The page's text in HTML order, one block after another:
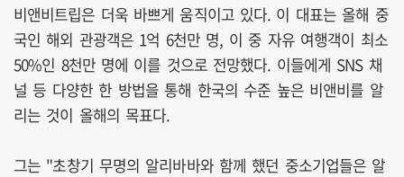
비앤비트립은 더욱 바쁘게 움직이고 있다. 이 대표는 올해 중
국인 해외 관광객은 1억 6천만 명, 이 중 자유 여행객이 최소
50%인 8천만 명에 이를 것으로 전망했다. 이들에게 SNS 채
널 등 다양한 한 방법을 통해 한국의 수준 높은 비앤비를 알
리는 것이 올해의 목표다.
그는 "초창기 무명의 알리바바와 함께 했던 중소기업들은 알